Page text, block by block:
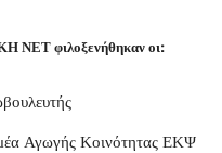
ΝΕΤ φιλοξενήθηκαν οι:
Αγωγής Κοινότητας ΕΚΨ